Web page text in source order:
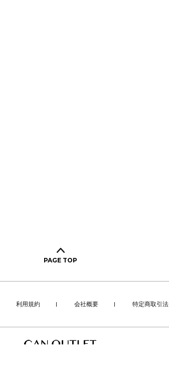
PAGE TOP
利用規約 会社概要 特定商取引法